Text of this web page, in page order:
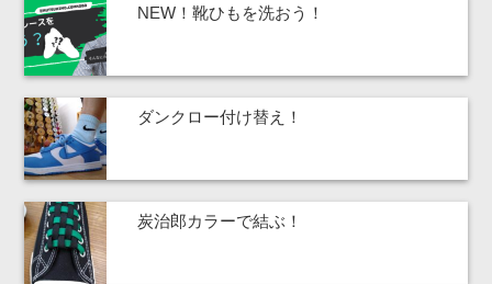
NEW！靴ひもを洗おう！
ダンクロー付け替え！
炭治郎カラーで結ぶ！